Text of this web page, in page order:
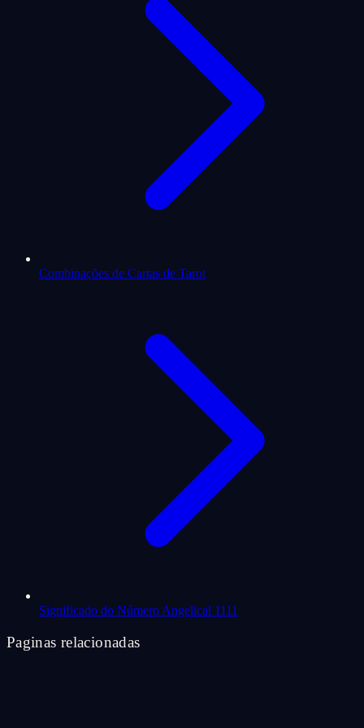
Combinações de Cartas de Tarot
Significado do Número Angelical 1111
Paginas relacionadas